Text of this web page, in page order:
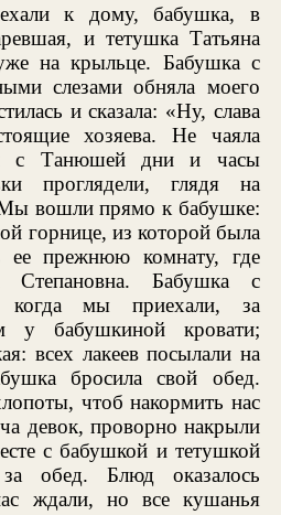
к дому, бабушка, в
и тетушка Татьяна
на крыльце. Бабушка с
слезами обняла моего
и сказала: «Ну, слава
хозяева. Не чаяла
с Танюшей дни и часы
проглядели, глядя на
вошли прямо к бабушке:
горнице, из которой была
ее прежнюю комнату, где
Степановна. Бабушка с
когда мы приехали, за
у бабушкиной кровати;
всех лакеев посылали на
бросила свой обед.
чтоб накормить нас
девок, проворно накрыли
с бабушкой и тетушкой
обед. Блюд оказалось
ждали, но все кушанья